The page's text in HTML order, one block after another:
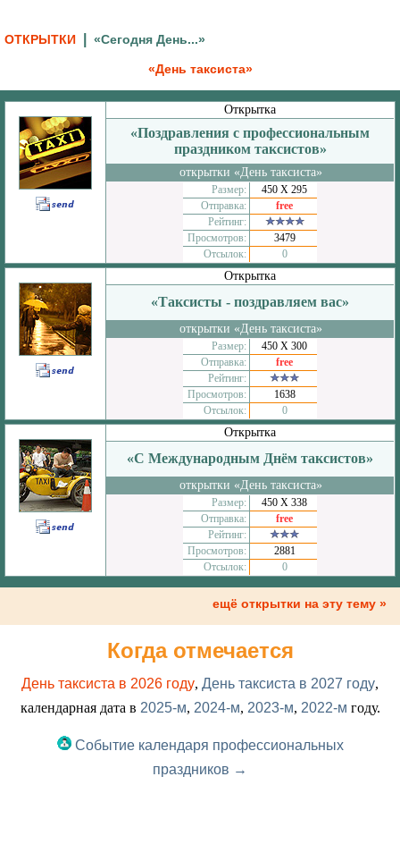
ОТКРЫТКИ «Сегодня День...»
«День таксиста»
Открытка
«Поздравления с профессиональным
праздником таксистов»
открытки «День таксиста»
Размер:
450 Х 295
Отправка:
free
Рейтинг:
Просмотров:
3479
Отсылок:
0
Открытка
«Таксисты - поздравляем вас»
открытки «День таксиста»
Размер:
450 Х 300
Отправка:
free
Рейтинг:
Просмотров:
1638
Отсылок:
0
Открытка
«С Международным Днём таксистов»
открытки «День таксиста»
Размер:
450 Х 338
Отправка:
free
Рейтинг:
Просмотров:
2881
Отсылок:
0
ещё открытки на эту тему »
Когда отмечается
День таксиста в 2026 году, День таксиста в 2027 году,
календарная дата в 2025-м, 2024-м, 2023-м, 2022-м году.
Событие календаря профессиональных
праздников →